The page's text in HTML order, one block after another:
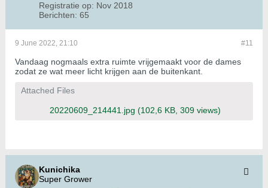
Registratie op: Nov 2018
Berichten: 65
#11
9 June 2022, 21:10
Vandaag nogmaals extra ruimte vrijgemaakt voor de dames
zodat ze wat meer licht krijgen aan de buitenkant.
Attached Files
20220609_214441.jpg (102,6 KB, 309 views)
Kunichika
Super Grower